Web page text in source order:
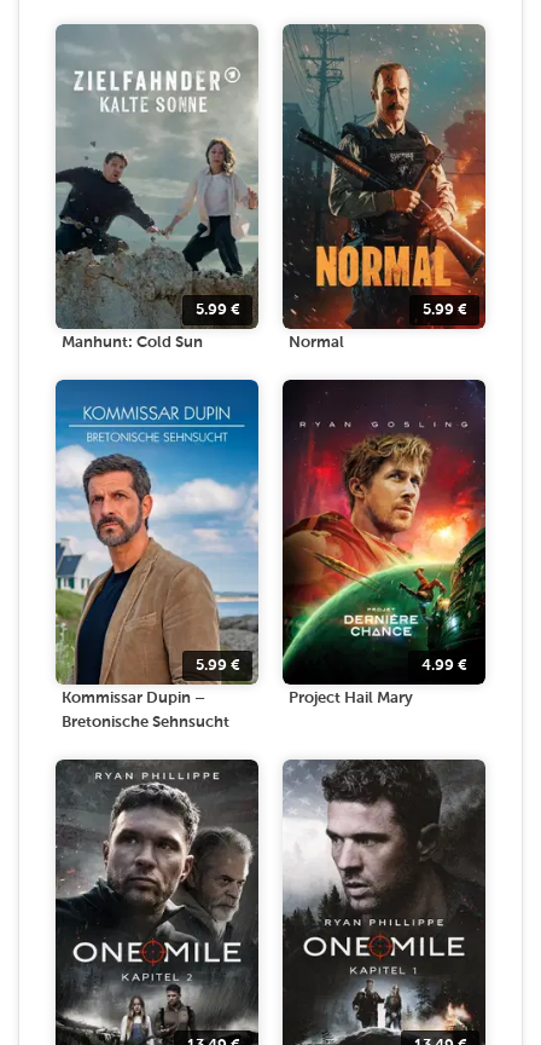
5.99 €
Manhunt: Cold Sun
5.99 €
Normal
5.99 €
Kommissar Dupin –
Bretonische Sehnsucht
4.99 €
Project Hail Mary